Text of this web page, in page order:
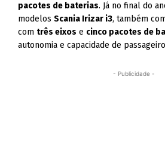
pacotes de baterias. Já no final do
modelosScania Irizar i3, também
com três eixos e cinco pacotes de
autonomia e capacidade de
- Publicidade -